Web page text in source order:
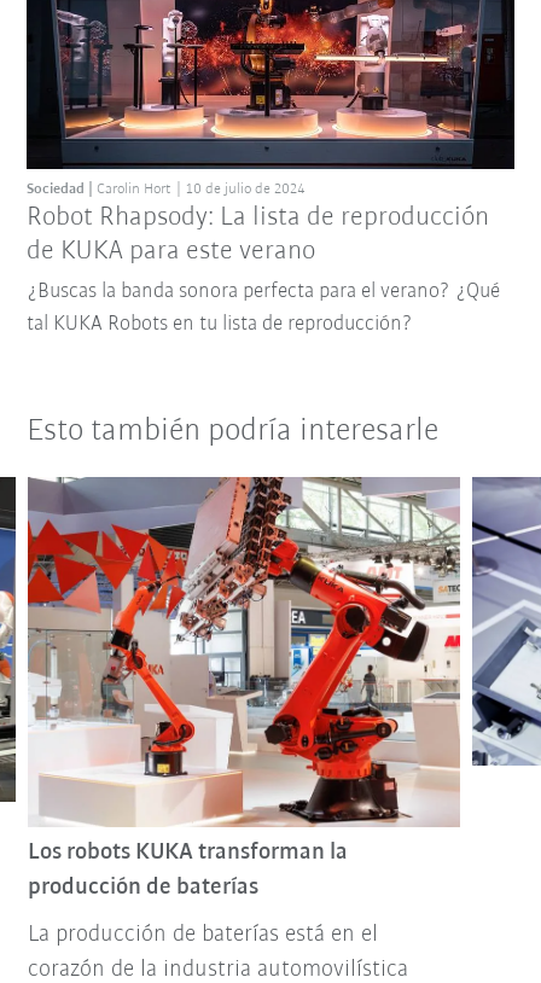
Robot Rhapsody: La lista de reproducción
de KUKA para este verano
Sociedad Carolin Hort 10 de julio de 2024
¿Buscas la banda sonora perfecta para el verano? ¿Qué
tal KUKA Robots en tu lista de reproducción?
Esto también podría interesarle
Los robots KUKA transforman la
producción de baterías
La producción de baterías está en el
corazón de la industria automovilística